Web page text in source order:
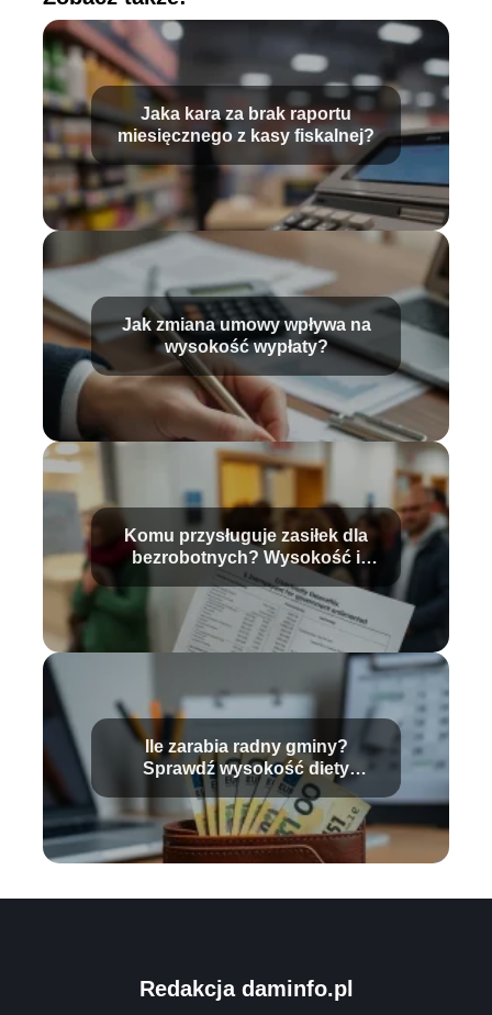
Jaka kara za brak raportu
miesięcznego z kasy fiskalnej?
Jak zmiana umowy wpływa na
wysokość wypłaty?
Komu przysługuje zasiłek dla
bezrobotnych? Wysokość i
warunki
Ile zarabia radny gminy?
Sprawdź wysokość diety
radnego!
Redakcja daminfo.pl